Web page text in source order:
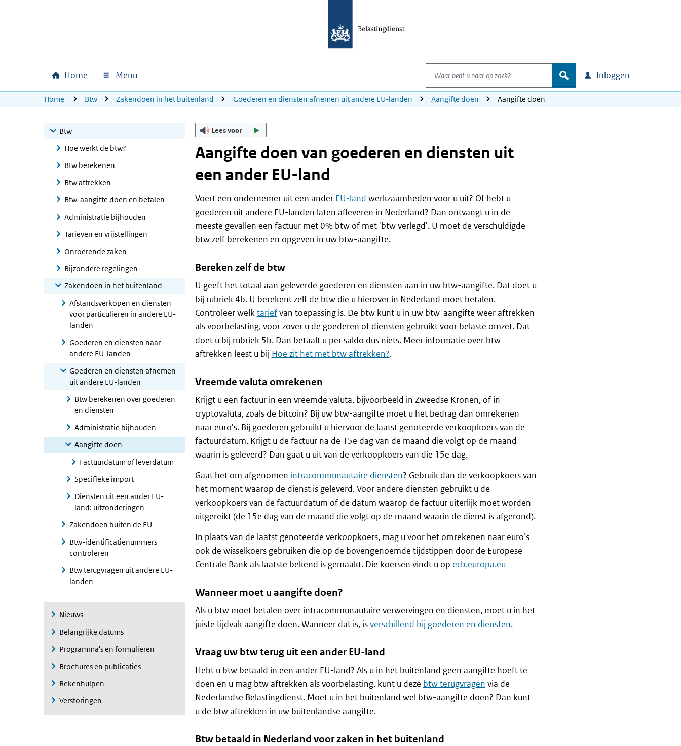
Hoofdnavigatie
Home Menu
Waar bent u naar op zoek?
zoek Inloggen
U bevindt zich hier:
Home Btw Zakendoen in het buitenland Goederen en diensten afnemen uit andere EU-landen Aangifte doen Aangifte doen
Btw
Hoe werkt de btw?
Btw berekenen
Btw aftrekken
Btw-aangifte doen en betalen
Administratie bijhouden
Tarieven en vrijstellingen
Onroerende zaken
Bijzondere regelingen
Zakendoen in het buitenland
Afstandsverkopen en diensten
voor particulieren in andere EU-
landen
Goederen en diensten naar
andere EU-landen
Goederen en diensten afnemen
uit andere EU-landen
Btw berekenen over goederen
en diensten
Administratie bijhouden
Aangifte doen
Factuurdatum of leverdatum
Specifieke import
Diensten uit een ander EU-
land: uitzonderingen
Zakendoen buiten de EU
Btw-identificatienummers
controleren
Btw terugvragen uit andere EU-
landen
Nieuws
Belangrijke datums
Programma's en formulieren
Brochures en publicaties
Rekenhulpen
Verstoringen
Lees voor
Aangifte doen van goederen en diensten uit
een ander EU-land
Voert een ondernemer uit een ander EU-land werkzaamheden voor u uit? Of hebt u
goederen uit andere EU-landen laten afleveren in Nederland? Dan ontvangt u in de
meeste gevallen een factuur met 0% btw of met 'btw verlegd'. U moet de verschuldigde
btw zelf berekenen en opgeven in uw btw-aangifte.
Bereken zelf de btw
U geeft het totaal aan geleverde goederen en diensten aan in uw btw-aangifte. Dat doet u
bij rubriek 4b. U berekent zelf de btw die u hierover in Nederland moet betalen.
Controleer welktariefvan toepassing is. De btw kunt u in uw btw-aangifte weer aftrekken
als voorbelasting, voor zover u de goederen of diensten gebruikt voor belaste omzet. Dat
doet u bij rubriek 5b. Dan betaalt u per saldo dus niets. Meer informatie over btw
aftrekken leest u bij Hoe zit het met btw aftrekken?.
Vreemde valuta omrekenen
Krijgt u een factuur in een vreemde valuta, bijvoorbeeld in Zweedse Kronen, of in
cryptovaluta, zoals de bitcoin? Bij uw btw-aangifte moet u het bedrag dan omrekenen
naar euro's. Bij goederen gebruikt u hiervoor de laatst genoteerde verkoopkoers van de
factuurdatum. Krijgt u de factuur na de 15e dag van de maand die volgt op de maand
waarin is geleverd? Dan gaat u uit van de verkoopkoers van die 15e dag.
Gaat het om afgenomen intracommunautaire diensten? Gebruik dan de verkoopkoers van
het moment waarop de dienst is geleverd. Voor andere diensten gebruikt u de
verkoopkoers van de factuurdatum of de datum waarop de factuur uiterlijk moet worden
uitgereikt (de 15e dag van de maand die volgt op de maand waarin de dienst is afgerond).
In plaats van de laatst genoteerde verkoopkoers, mag u voor het omrekenen naar euro’s
ook de wisselkoers gebruiken die op de bovengenoemde tijdstippen door de Europese
Centrale Bank als laatste bekend is gemaakt. Die koersen vindt u op ecb.europa.eu
Wanneer moet u aangifte doen?
Als u btw moet betalen over intracommunautaire verwervingen en diensten, moet u in het
juiste tijdvak aangifte doen. Wanneer dat is, isverschillend bij goederen en diensten.
Vraag uw btw terug uit een ander EU-land
Hebt u btw betaald in een ander EU-land? Als u in het buitenland geen aangifte hoeft te
doen en u mag btw aftrekken als voorbelasting, kunt u deze btw terugvragen via de
Nederlandse Belastingdienst. Moet u in het buitenland wel btw-aangifte doen? Dan kunt
u de btw aftrekken in uw buitenlandse aangifte.
Btw betaald in Nederland voor zaken in het buitenland